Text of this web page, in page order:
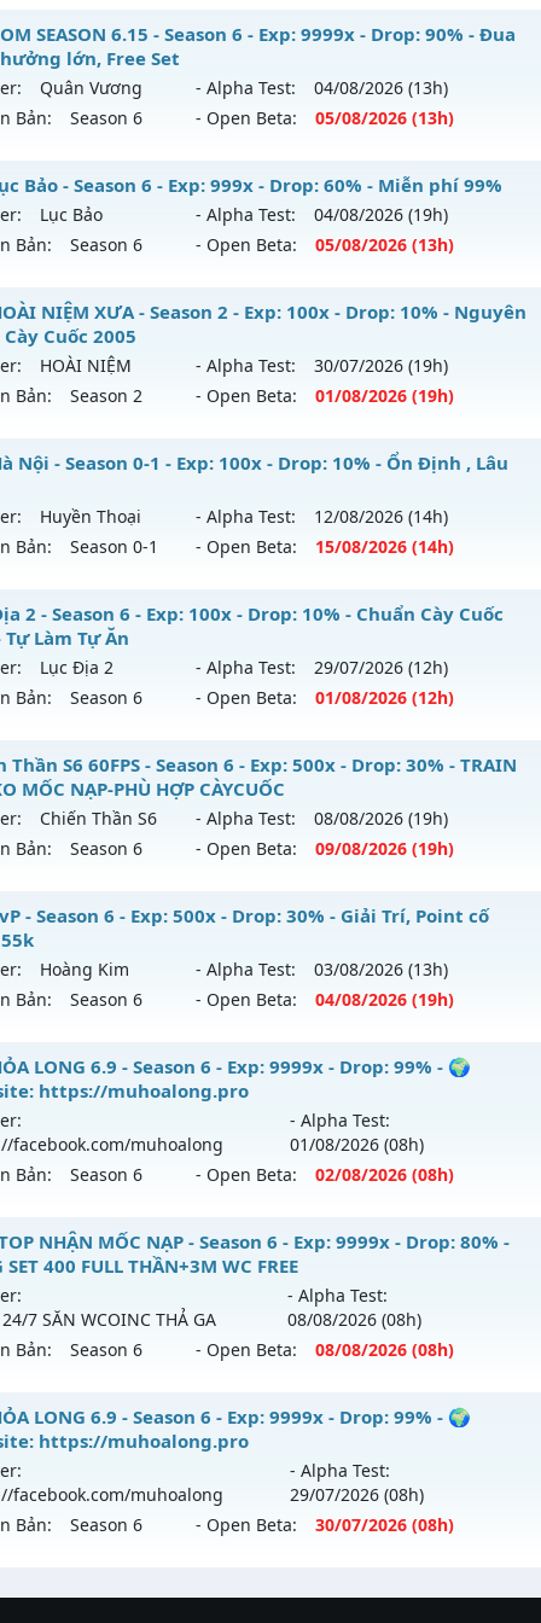
SEASON 6.15 - Season 6 - Exp: 9999x - Drop: 90% - Đua
lớn, Free Set
Quân Vương - Alpha Test: 04/08/2026 (13h)
Bản:
Season 6 - Open Beta: 05/08/2026 (13h)
SEASON 6.15 - Đua Top thưởng lớn, Free Set
mới ra tháng 08 2026 - Mở máy chủQuân Vương
reset: Reset In Game
loại: Mu Bán Đồ Full Trong Shop
Phoenix Season 6.15
Bảo - Season 6 - Exp: 999x - Drop: 60% - Miễn phí 99%
Lục Bảo - Alpha Test: 04/08/2026 (19h)
Bản:
Season 6 - Open Beta: 05/08/2026 (13h)
Lục Bảo - Miễn phí 99%
mới ra tháng 08 2026 - Mở máy chủLục Bảovào 13h ngày
999x - Drop: 60%
loại: Mu Custom thêm đồ mới
SharkAnti
NIỆM XƯA - Season 2 - Exp: 100x - Drop: 10% - Nguyên
Cuốc 2005
HOÀI NIỆM - Alpha Test: 30/07/2026 (19h)
Bản:
Season 2 - Open Beta: 01/08/2026 (19h)
HOÀI NIỆM XƯA - Nguyên Thủy Cày Cuốc 2005
mới ra tháng 08 2026 - Mở máy chủHOÀI NIỆM
100x - Drop: 10%
loại: Mu Nguyên bản Webzen
Phiên bản mới nhất
Nội - Season 0-1 - Exp: 100x - Drop: 10% - Ổn Định , Lâu
Huyền Thoại - Alpha Test: 12/08/2026 (14h)
Bản:
Season 0-1 - Open Beta: 15/08/2026 (14h)
Hà Nội - Ổn Định , Lâu Dài
mới ra tháng 08 2026 - Mở máy chủHuyền Thoại
100x - Drop: 10%
loại: Mu Nguyên bản Webzen
ICM
2 - Season 6 - Exp: 100x - Drop: 10% - Chuẩn Cày Cuốc
Tự Làm Tự Ăn
Lục Địa 2 - Alpha Test: 29/07/2026 (12h)
Bản:
Season 6 - Open Beta: 01/08/2026 (12h)
Địa 2 - Chuẩn Cày Cuốc Xưa - Tự Làm Tự Ăn
mới ra tháng 08 2026 - Mở máy chủLục Địa 2vào 12h
100x - Drop: 10%
loại: Mu Nguyên bản Webzen
Chống Hack
Thần S6 60FPS - Season 6 - Exp: 500x - Drop: 30% - TRAIN
MỐC NẠP-PHÙ HỢP CÀYCUỐC
Chiến Thần S6 - Alpha Test: 08/08/2026 (19h)
Bản:
Season 6 - Open Beta: 09/08/2026 (19h)
Thần S6 60FPS - TRAIN WC-KO MỐC NẠP-PHÙ HỢP
mới ra tháng 08 2026 - Mở máy chủChiến Thần S6
500x - Drop: 30%
loại: Mu Nguyên bản Webzen
antihack
- Season 6 - Exp: 500x - Drop: 30% - Giải Trí, Point cố
Hoàng Kim - Alpha Test: 03/08/2026 (13h)
Bản:
Season 6 - Open Beta: 04/08/2026 (19h)
PvP - Giải Trí, Point cố định 55k
mới ra tháng 08 2026 - Mở máy chủ
Hoàng Kim
500x - Drop: 30%
loại: Mu Nguyên bản Webzen
Anti Vip bắt hack tuyệt đối
LONG 6.9 - Season 6 - Exp: 9999x - Drop: 99% - 🌍
https://muhoalong.pro
facebook.com/muhoalong
- Alpha Test:
01/08/2026 (08h)
Bản:
Season 6 - Open Beta: 02/08/2026 (08h)
LONG 6.9 - 🌍 Website: https://muhoalong.pro
ra tháng 08 2026 - Mở máy chủ https://facebook.com/
08/2626
- Drop: 99%
Mu Nguyên bản Webzen
XShield
NHẬN MỐC NẠP - Season 6 - Exp: 9999x - Drop: 80% -
SET 400 FULL THẦN+3M WC FREE
24/7 SĂN WCOINC THẢ GA
- Alpha Test:
08/08/2026 (08h)
Bản:
Season 6 - Open Beta: 08/08/2026 (08h)
NHẬN MỐC NẠP - TẶNG SET 400 FULL THẦN+3M WC
ra tháng 08 2026 - Mở máy chủ BOSS 24/7 SĂN
08/2626
- Drop: 80%
LONG 6.9 - Season 6 - Exp: 9999x - Drop: 99% - 🌍
https://muhoalong.pro
facebook.com/muhoalong
- Alpha Test:
29/07/2026 (08h)
Bản:
Season 6 - Open Beta: 30/07/2026 (08h)
LONG 6.9 - 🌍 Website: https://muhoalong.pro